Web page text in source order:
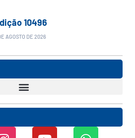
10496
AGOSTO DE 2026